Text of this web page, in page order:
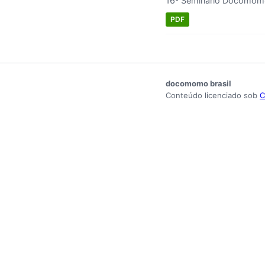
PDF
docomomo brasil
Conteúdo licenciado sob